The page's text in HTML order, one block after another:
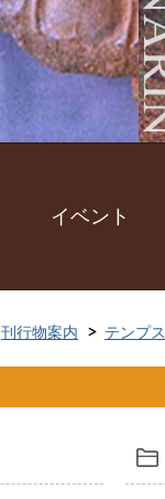
イベント
刊行物案内 テンプス